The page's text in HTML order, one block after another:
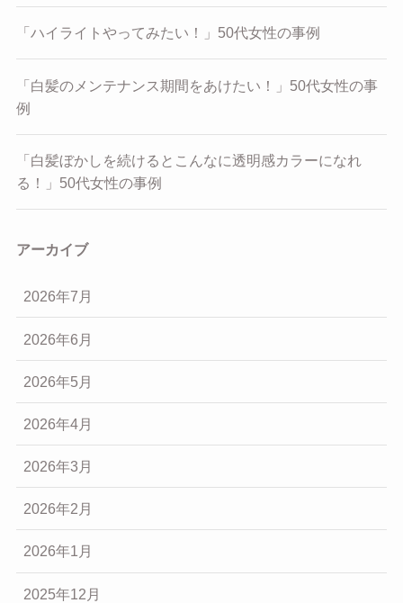
「ハイライトやってみたい！」50代女性の事例
「白髪のメンテナンス期間をあけたい！」50代女性の事
例
「白髪ぼかしを続けるとこんなに透明感カラーになれ
る！」50代女性の事例
アーカイブ
2026年7月
2026年6月
2026年5月
2026年4月
2026年3月
2026年2月
2026年1月
2025年12月